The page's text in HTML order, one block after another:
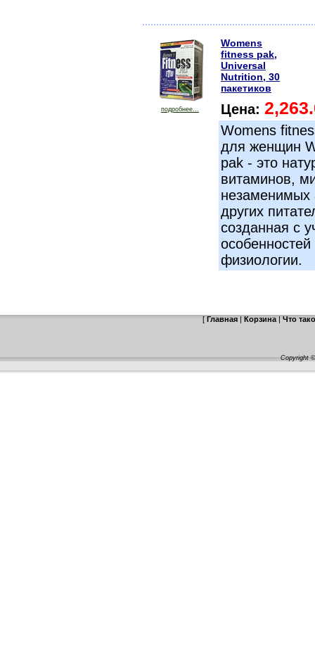
подробнее...
Womens
fitness pak,
Universal
Nutrition, 30
пакетиков
Цена:
Womens
для женщин
pak - это
витаминов,
незаменимых
других
созданная с
физиологии.
[Главная |Корзина |Что
Copyright